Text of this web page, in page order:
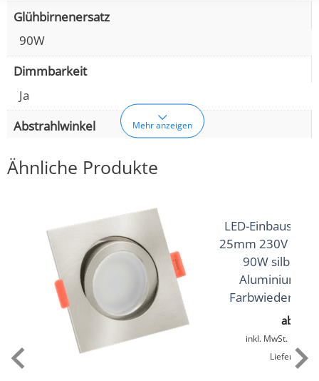
Glühbirnenersatz
90W
Dimmbarkeit
Ja
Abstrahlwinkel
Lichtstrom (Lumen)
2× 530lm
(3000K (Warmweiß))
(2700K
(Warmweiß)) ,550lm (4000K (Neutralweiß)) 570lm
(5000K (Tageslichtweiß))
Lichtfarbtemperatur (K)
2700K (Warmweiß), 3000K (Warmweiß), 4000K
(Neutralweiß), 5000K (Tageslichtweiß)
Mehr anzeigen
Ähnliche Produkte
LED-
25mm 230V
90W silber-
Aluminium
ab
inkl. MwSt.
Lieferzeit: